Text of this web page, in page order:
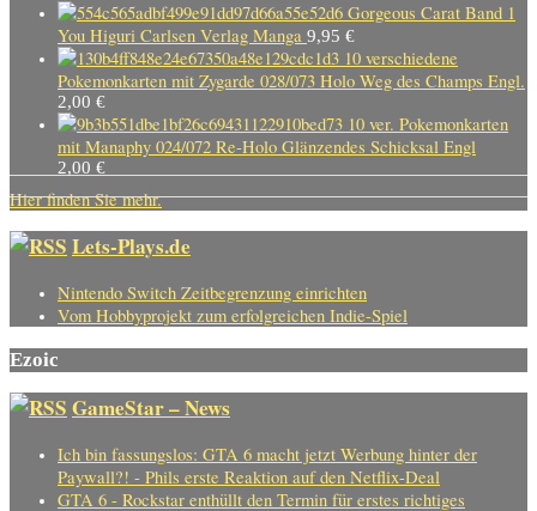
Gorgeous Carat Band 1
You Higuri Carlsen Verlag Manga 9,95 €
10 verschiedene
Pokemonkarten mit Zygarde 028/073 Holo Weg des Champs Engl.
2,00 €
10 ver. Pokemonkarten
mit Manaphy 024/072 Re-Holo Glänzendes Schicksal Engl
2,00 €
Hier finden Sie mehr.
Lets-Plays.de
Nintendo Switch Zeitbegrenzung einrichten
Vom Hobbyprojekt zum erfolgreichen Indie-Spiel
Ezoic
GameStar – News
Ich bin fassungslos: GTA 6 macht jetzt Werbung hinter der
Paywall?! - Phils erste Reaktion auf den Netflix-Deal
GTA 6 - Rockstar enthüllt den Termin für erstes richtiges